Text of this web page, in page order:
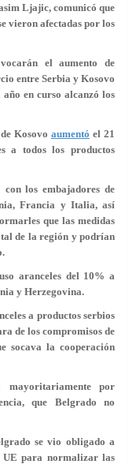
Ljajic, comunicó que
vieron afectadas por los
el aumento de
entre Serbia y Kosovo
en curso alcanzó los
Kosovo aumentó el 21
a todos los productos
los embajadores de
Francia y Italia, así
que las medidas
de la región y podrían
aranceles del 10% a
y Herzegovina.
a productos serbios
de los compromisos de
socava la cooperación
mayoritariamente por
que Belgrado no
se vio obligado a
UE para normalizar las